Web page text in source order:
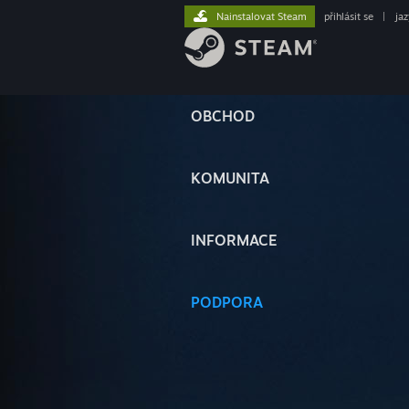
OBCHOD
KOMUNITA
INFORMACE
PODPORA
Nainstalovat Steam přihlásit se